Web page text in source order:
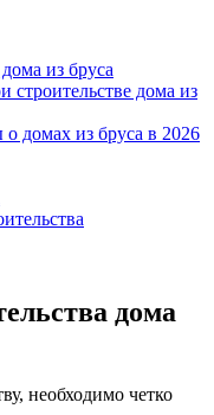
из бруса
строительстве дома из
домах из бруса в 2026
дома
необходимо четко